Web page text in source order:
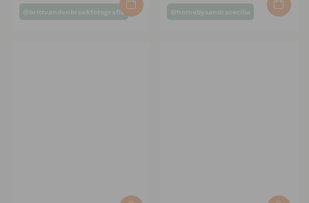
Inlägg
@brittvandenbroekfotografie
Inlägg
@homebysandracecilia